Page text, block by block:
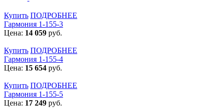
Купить ПОДРОБНЕЕ
Гармония 1-155-3
Цена: 14 059 руб.
Купить ПОДРОБНЕЕ
Гармония 1-155-4
Цена: 15 654 руб.
Купить ПОДРОБНЕЕ
Гармония 1-155-5
Цена: 17 249 руб.